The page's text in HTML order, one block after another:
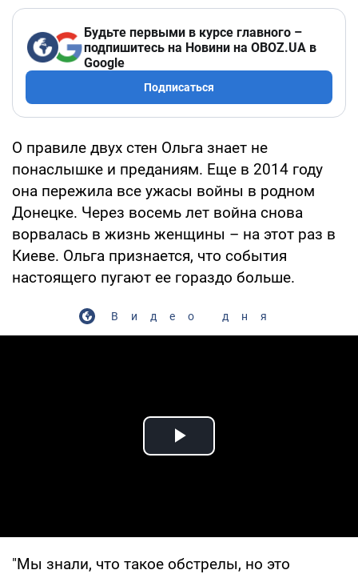
Будьте первыми в курсе главного –
подпишитесь на Новини на OBOZ.UA в
Google
Подписаться
О правиле двух стен Ольга знает не
понаслышке и преданиям. Еще в 2014 году
она пережила все ужасы войны в родном
Донецке. Через восемь лет война снова
ворвалась в жизнь женщины – на этот раз в
Киеве. Ольга признается, что события
настоящего пугают ее гораздо больше.
Видео дня
Play Video
"Мы знали, что такое обстрелы, но это